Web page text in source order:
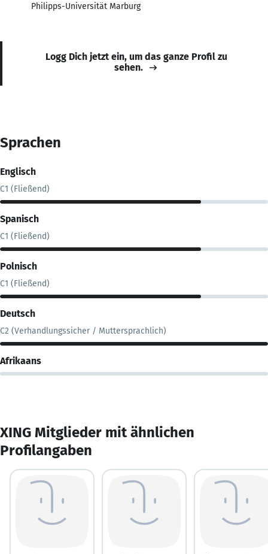
Philipps-Universität Marburg
Logg Dich jetzt ein, um das ganze Profil zu
sehen.
Sprachen
Englisch
C1 (Fließend)
Spanisch
C1 (Fließend)
Polnisch
C1 (Fließend)
Deutsch
C2 (Verhandlungssicher / Muttersprachlich)
Afrikaans
XING Mitglieder mit ähnlichen
Profilangaben